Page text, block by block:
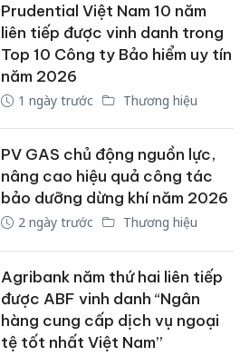
Prudential Việt Nam 10 năm
liên tiếp được vinh danh trong
Top 10 Công ty Bảo hiểm uy tín
năm 2026
1 ngày trước Thương hiệu
PV GAS chủ động nguồn lực,
nâng cao hiệu quả công tác
bảo dưỡng dừng khí năm 2026
2 ngày trước Thương hiệu
Agribank năm thứ hai liên tiếp
được ABF vinh danh “Ngân
hàng cung cấp dịch vụ ngoại
tệ tốt nhất Việt Nam”